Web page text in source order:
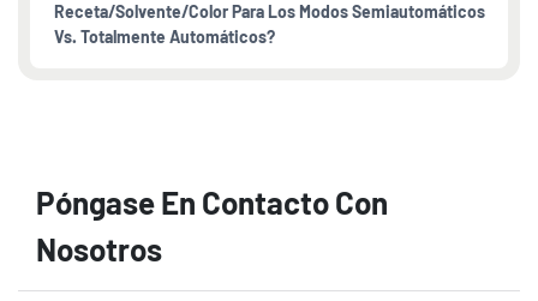
Receta/solvente/color Para Los Modos Semiautomáticos
Vs. Totalmente Automáticos?
Póngase En Contacto Con
Nosotros